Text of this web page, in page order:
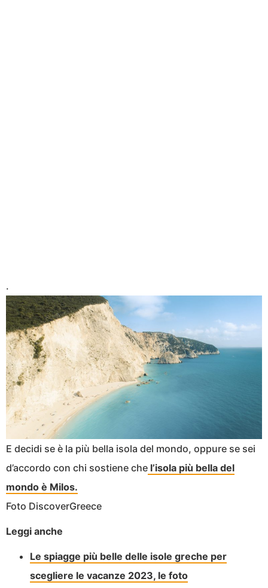
.
E decidi se è la più bella isola del mondo, oppure se sei
d’accordo con chi sostiene che l’isola più bella del
mondo è Milos.
Foto DiscoverGreece
Leggi anche
Le spiagge più belle delle isole greche per
scegliere le vacanze 2023, le foto